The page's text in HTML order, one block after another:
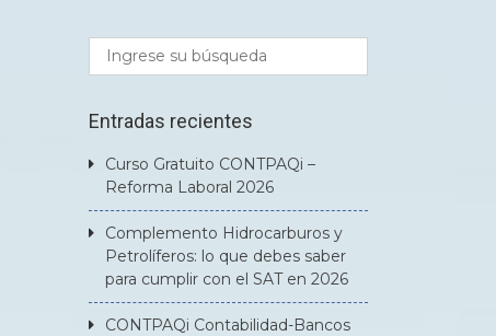
Entradas recientes
Curso Gratuito CONTPAQi –
Reforma Laboral 2026
Complemento Hidrocarburos y
Petrolíferos: lo que debes saber
para cumplir con el SAT en 2026
CONTPAQi Contabilidad-Bancos